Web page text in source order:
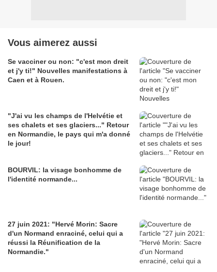
Vous aimerez aussi
Se vacciner ou non: "c'est mon dreit
et j'y ti!" Nouvelles manifestations à
Caen et à Rouen.
"J'ai vu les champs de l'Helvétie et
ses chalets et ses glaciers..." Retour
en Normandie, le pays qui m'a donné
le jour!
BOURVIL: la visage bonhomme de
l'identité normande...
27 juin 2021: "Hervé Morin: Sacre
d'un Normand enraciné, celui qui a
réussi la Réunification de la
Normandie."